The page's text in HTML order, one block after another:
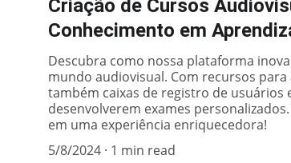
Criação de Cursos
Conhecimento em
Descubra como nossa plataforma
mundo audiovisual. Com recursos
também caixas de registro de
desenvolverem exames
em uma experiência enriquecedora!
5/8/2024 1 min read